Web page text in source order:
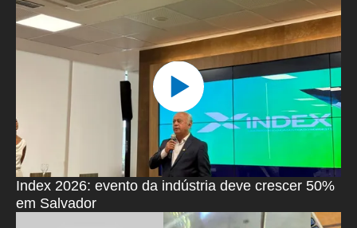
Index 2026: evento da indústria deve crescer 50%
em Salvador